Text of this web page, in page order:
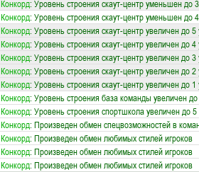
Конкорд: Уровень строения скаут-центр уменьшен до
Конкорд: Уровень строения скаут-центр уменьшен до
Конкорд: Уровень строения скаут-центр увеличен до 5
Конкорд: Уровень строения скаут-центр увеличен до 4
Конкорд: Уровень строения скаут-центр увеличен до 3
Конкорд: Уровень строения скаут-центр увеличен до 2
Конкорд: Уровень строения скаут-центр увеличен до 1
Конкорд: Уровень строения база команды увеличен
Конкорд: Уровень строения спортшкола увеличен до
Конкорд: Произведен обмен спецвозможностей в
Конкорд: Произведен обмен любимых стилей игроков
Конкорд: Произведен обмен любимых стилей игроков
Конкорд: Произведен обмен любимых стилей игроков